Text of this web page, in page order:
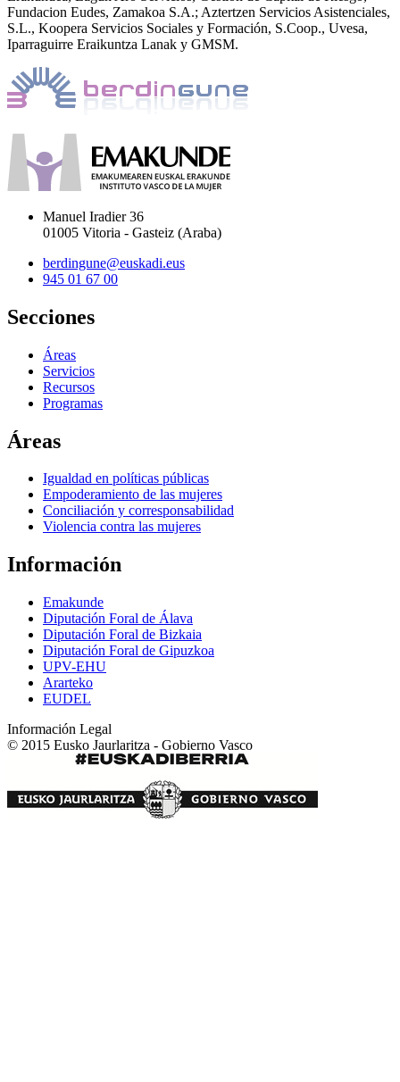
Fundacion Eudes, Zamakoa S.A.; Aztertzen Servicios Asistenciales,
S.L., Koopera Servicios Sociales y Formación, S.Coop., Uvesa,
Iparraguirre Eraikuntza Lanak y GMSM.
Manuel Iradier 36
01005 Vitoria - Gasteiz (Araba)
berdingune@euskadi.eus
945 01 67 00
Secciones
Áreas
Servicios
Recursos
Programas
Áreas
Igualdad en políticas públicas
Empoderamiento de las mujeres
Conciliación y corresponsabilidad
Violencia contra las mujeres
Información
Emakunde
Diputación Foral de Álava
Diputación Foral de Bizkaia
Diputación Foral de Gipuzkoa
UPV-EHU
Ararteko
EUDEL
Información Legal
© 2015 Eusko Jaurlaritza - Gobierno Vasco